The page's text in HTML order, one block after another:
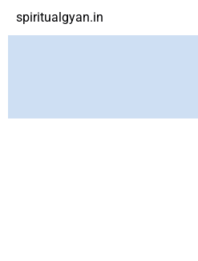
spiritualgyan.in